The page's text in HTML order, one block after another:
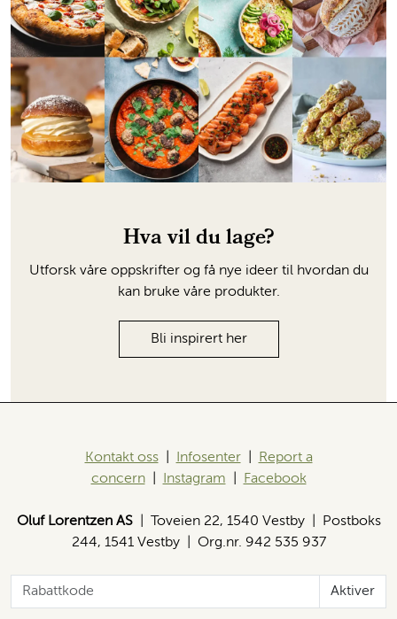
Hva vil du lage?
Utforsk våre oppskrifter og få nye ideer til hvordan du
kan bruke våre produkter.
Bli inspirert her
Kontakt oss| Infosenter|
Report a
concern| Instagram Facebook
Oluf Lorentzen AS| Toveien 22, 1540 Vestby | Postboks
244, 1541 Vestby | Org.nr. 942 535 937
Aktiver